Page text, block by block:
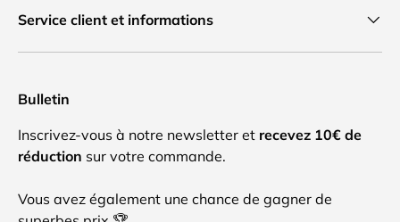
Service client et informations
Bulletin
Inscrivez-vous à notre newsletter et recevez 10€ de
réduction sur votre commande.
Vous avez également une chance de gagner de